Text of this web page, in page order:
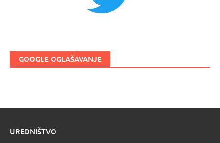
GOOGLE OGLAŠAVANJE
UREDNIŠTVO